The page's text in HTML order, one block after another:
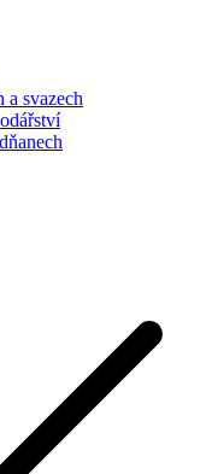
a svazech